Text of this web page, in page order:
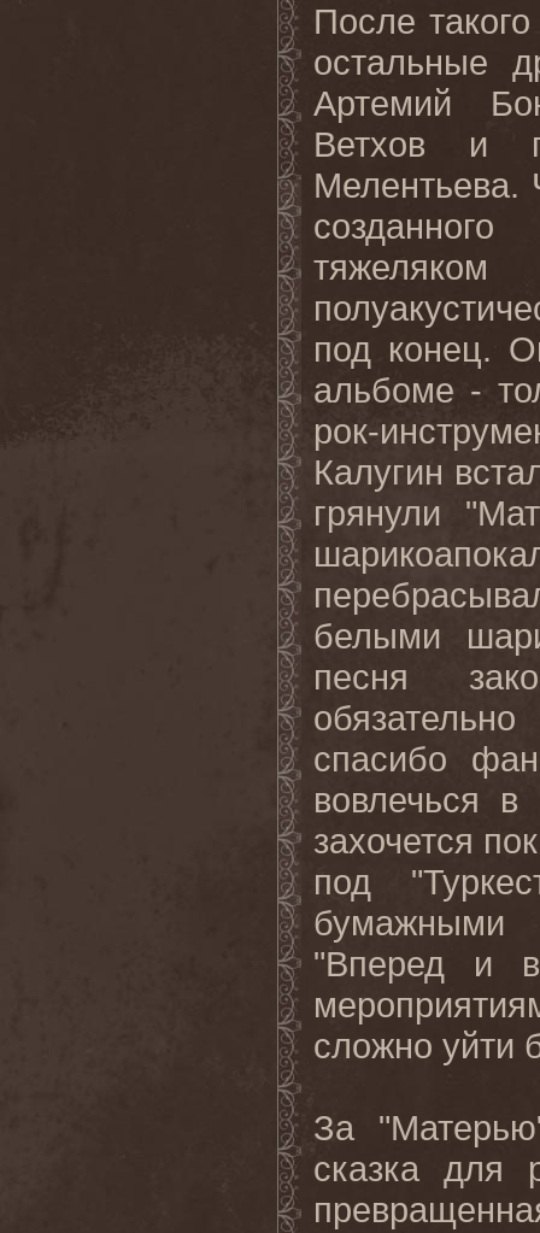
После
остальные
Артемий
Ветхов и
Мелентьева.
под конец.
альбоме -
рок-
Калугин
грянули
белыми
песня
спасибо
вовлечься
захочется
под
бумажными
"Вперед и
сложно уйти
За
сказка для